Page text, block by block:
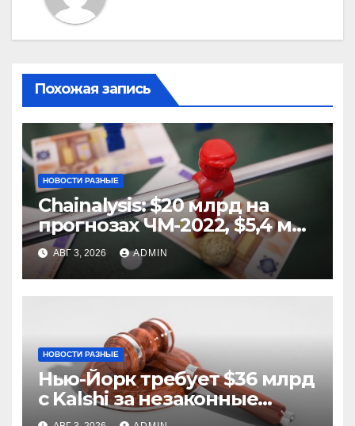
Похожая запись
НОВОСТИ РАЗНЫЕ
Chainalysis: $20 млрд на
прогнозах ЧМ-2022, $5,4 млн
из них незаконные
АВГ 3, 2026 ADMIN
НОВОСТИ РАЗНЫЕ
Нью-Йорк требует $36 млрд
с Kalshi за незаконные
ставки